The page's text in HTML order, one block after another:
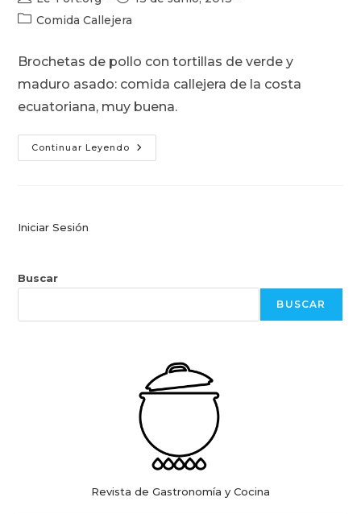
de
Categoría
entrada:
Comida Callejera
Brochetas de pollo con tortillas de verde y
maduro asado: comida callejera de la costa
ecuatoriana, muy buena.
Continuar Leyendo Brochetas
De
Iniciar Sesión
Buscar
BUSCAR
Revista de Gastronomía y Cocina